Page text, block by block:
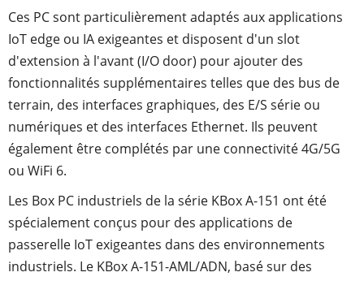
Ces PC sont particulièrement adaptés aux applications
IoT edge ou IA exigeantes et disposent d'un slot
d'extension à l'avant (I/O door) pour ajouter des
fonctionnalités supplémentaires telles que des bus de
terrain, des interfaces graphiques, des E/S série ou
numériques et des interfaces Ethernet. Ils peuvent
également être complétés par une connectivité 4G/5G
ou WiFi 6.
Les Box PC industriels de la série KBox A-151 ont été
spécialement conçus pour des applications de
passerelle IoT exigeantes dans des environnements
industriels. Le KBox A-151-AML/ADN, basé sur des